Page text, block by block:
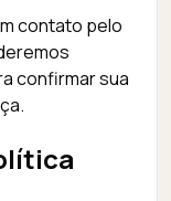
contato pelo
confirmar sua